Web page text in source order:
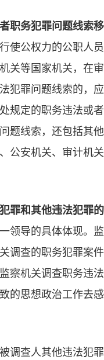
职务犯罪问题线索移
使公权力的公职人
等国家机关，在
犯罪问题线索的，
规定的职务违法或
题线索，还包括其
公安机关、审计机
和其他违法犯罪
领导的具体体现。
调查的职务犯罪案
察机关调查职务违
的思想政治工作去
调查人其他违法犯